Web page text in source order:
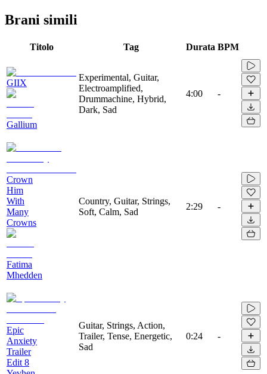
Brani simili
Titolo Tag Durata BPM
GIIX
Gallium
Experimental, Guitar,
Electroamplified,
Drummachine, Hybrid,
Dark, Sad
4:00 -
Crown
Him
With
Many
Crowns
Fatima
Mhedden
Country, Guitar, Strings,
Soft, Calm, Sad
2:29 -
Epic
Anxiety
Trailer
Edit 8
Guitar, Strings, Action,
Trailer, Tense, Energetic,
Sad
0:24 -